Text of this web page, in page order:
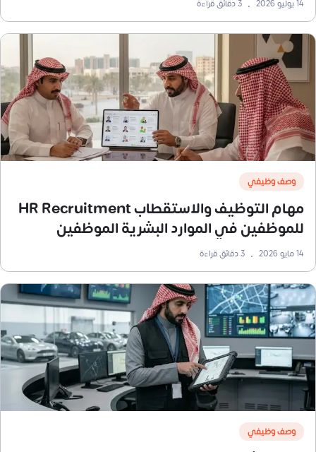
14 يوليو 2026 •
3دقائق قراءة
وصف وظيفي
مهام التوظيف والاستقطاب HR Recruitment
للموظفين في الموارد البشرية الموظفين
14 مايو 2026 •
3دقائق قراءة
وصف وظيفي